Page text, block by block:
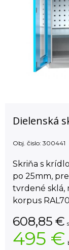
Dielenská
Obj. čislo: 300441
Skriňa s
po 25mm,
tvrdené sklá,
korpus
608,85 €
495 €